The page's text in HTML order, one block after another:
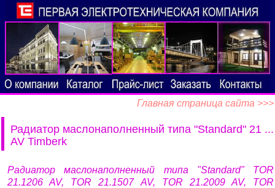
Главная страница сайта >>>
Радиатор маслонаполненный типа "Standard" 21 ...
AV Timberk
Радиатор маслонаполненный типа "Standard" TOR
21.1206 AV, TOR 21.1507 AV, TOR 21.2009 AV, TOR